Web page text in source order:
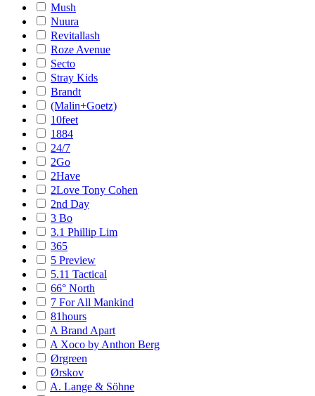
Mush
Nuura
Revitallash
Roze Avenue
Secto
Stray Kids
Brandt
(Malin+Goetz)
10feet
1884
24/7
2Go
2Have
2Love Tony Cohen
2nd Day
3 Bo
3.1 Phillip Lim
365
5 Preview
5.11 Tactical
66° North
7 For All Mankind
81hours
A Brand Apart
A Xoco by Anthon Berg
Ørgreen
Ørskov
A. Lange & Söhne